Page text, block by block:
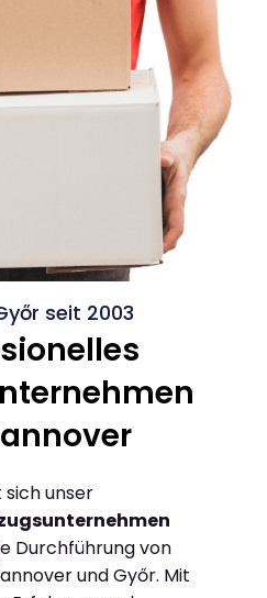
seit 2003
sich unser
Durchführung von
und Győr. Mit